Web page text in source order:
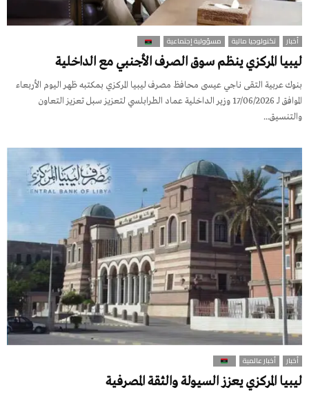
أخبار تكنولوجيا مالية مسؤولية إجتماعية
ليبيا المركزي ينظم سوق الصرف الأجنبي مع الداخلية
بنوك عربية التقى ناجي عيسى محافظ مصرف ليبيا المركزي بمكتبه ظهر اليوم الأربعاء
الموافق لـ 17/06/2026 وزير الداخلية عماد الطرابلسي لتعزيز سبل تعزيز التعاون
والتنسيق...
أخبار أخبار عالمية
ليبيا المركزي يعزز السيولة والثقة المصرفية